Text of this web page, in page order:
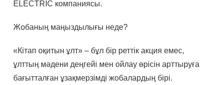
ELECTRIC компаниясы.
Жобаның маңыздылығы неде?
«Кітап оқитын ұлт» – бұл бір реттік акция емес,
ұлттың мәдени деңгейі мен ойлау өрісін арттыруға
бағытталған ұзақмерзімді жобалардың бірі.